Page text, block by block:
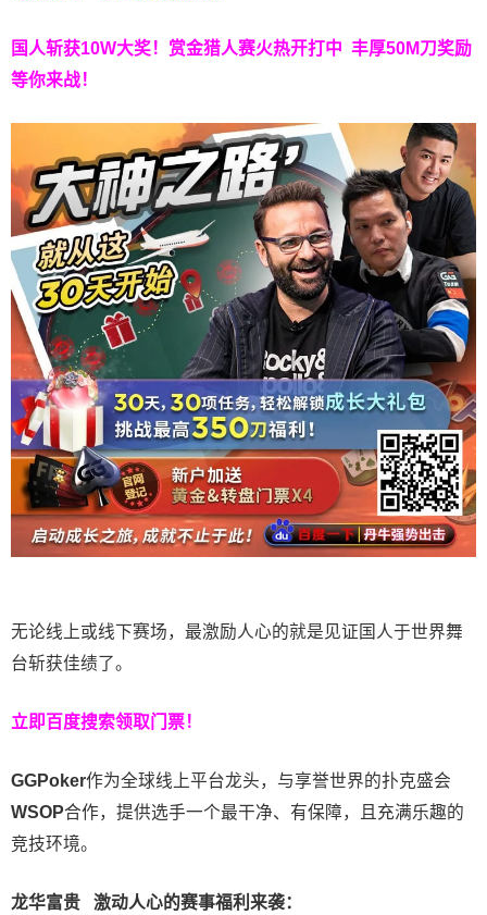
国人斩获10W大奖！ 赏金猎人赛火热开打中 丰厚50M刀奖励
等你来战！
无论线上或线下赛场，最激励人心的就是见证国人于世界舞
台斩获佳绩了。
立即百度搜索领取门票！
GGPoker作为全球线上平台龙头，与享誉世界的扑克盛会
WSOP合作，提供选手一个最干净、有保障，且充满乐趣的
竞技环境。
龙华富贵 激动人心的赛事福利来袭：